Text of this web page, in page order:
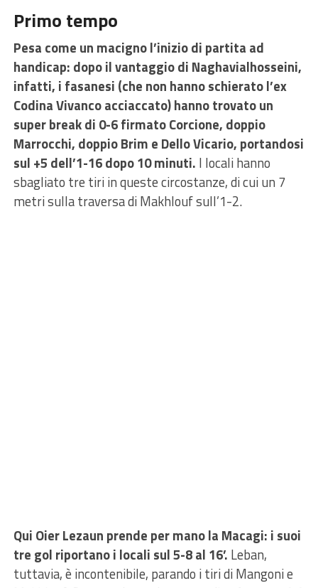
Primo tempo
Pesa come un macigno l’inizio di partita ad
handicap: dopo il vantaggio di Naghavialhosseini,
infatti, i fasanesi (che non hanno schierato l’ex
Codina Vivanco acciaccato) hanno trovato un
super break di 0-6 firmato Corcione, doppio
Marrocchi, doppio Brim e Dello Vicario, portandosi
sul +5 dell’1-16 dopo 10 minuti. I locali hanno
sbagliato tre tiri in queste circostanze, di cui un 7
metri sulla traversa di Makhlouf sull’1-2.
Qui Oier Lezaun prende per mano la Macagi: i suoi
tre gol riportano i locali sul 5-8 al 16’. Leban,
tuttavia, è incontenibile, parando i tiri di Mangoni e